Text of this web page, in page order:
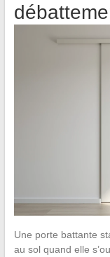
Une porte battante
au sol quand elle